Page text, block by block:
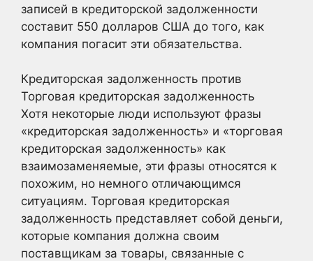
записей в кредиторской задолженности
составит 550 долларов США до того, как
компания погасит эти обязательства.
Кредиторская задолженность против
Торговая кредиторская задолженность
Хотя некоторые люди используют фразы
«кредиторская задолженность» и «торговая
кредиторская задолженность» как
взаимозаменяемые, эти фразы относятся к
похожим, но немного отличающимся
ситуациям. Торговая кредиторская
задолженность представляет собой деньги,
которые компания должна своим
поставщикам за товары, связанные с